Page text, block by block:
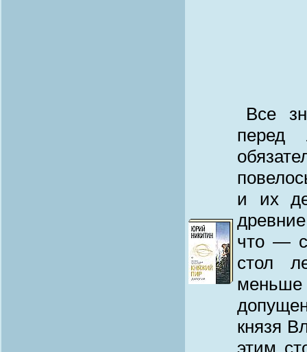
Все
перед
и их
что —
стол
князя
этим